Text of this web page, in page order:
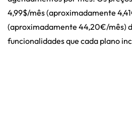
4,99$/mês (aproximadamente
(aproximadamente 44,20€/mês)
funcionalidades que cada plano